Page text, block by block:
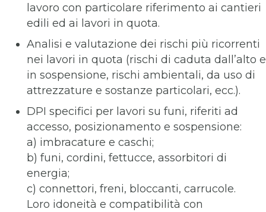
lavoro con particolare riferimento ai cantieri
edili ed ai lavori in quota.
Analisi e valutazione dei rischi più ricorrenti
nei lavori in quota (rischi di caduta dall’alto e
in sospensione, rischi ambientali, da uso di
attrezzature e sostanze particolari, ecc.).
DPI specifici per lavori su funi, riferiti ad
accesso, posizionamento e sospensione:
a) imbracature e caschi;
b) funi, cordini, fettucce, assorbitori di
energia;
c) connettori, freni, bloccanti, carrucole.
Loro idoneità e compatibilità con